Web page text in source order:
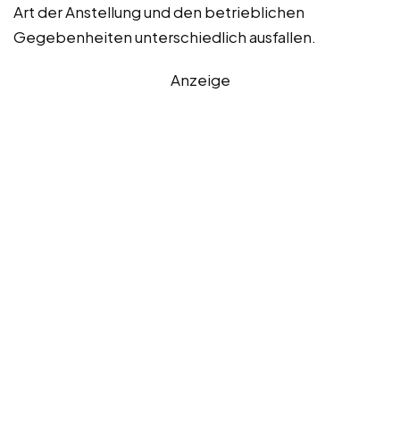
Art der Anstellung und den betrieblichen
Gegebenheiten unterschiedlich ausfallen.
Anzeige